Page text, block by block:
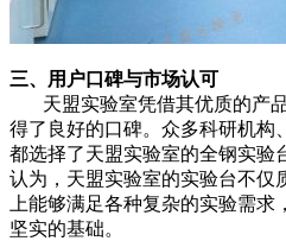
三、用户口碑与市场认可
天盟实验室凭借其优质的产
得了良好的口碑。众多科研机构
都选择了天盟实验室的全钢实验
认为，天盟实验室的实验台不仅
上能够满足各种复杂的实验需
坚实的基础。